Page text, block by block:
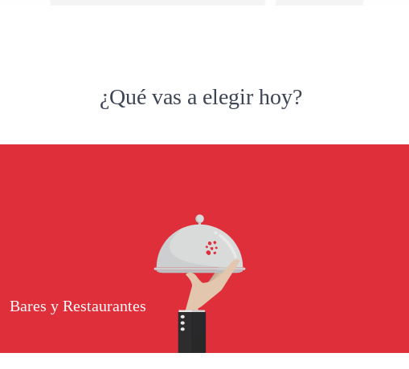
¿Qué vas a elegir hoy?
Bares y Restaurantes